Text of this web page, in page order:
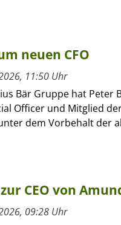
neuen CFO
11:50 Uhr
Bär Gruppe hat Peter
Officer und Mitglied
dem Vorbehalt der
CEO von
09:28 Uhr